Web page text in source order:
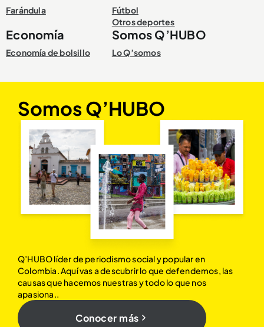
Farándula
Fútbol
Otros deportes
Economía
Economía de bolsillo
Somos Q’HUBO
Lo Q’somos
Somos Q’HUBO
Q’HUBO líder de periodismo social y popular en
Colombia. Aquí vas a descubrir lo que defendemos, las
causas que hacemos nuestras y todo lo que nos
apasiona..
Conocer más